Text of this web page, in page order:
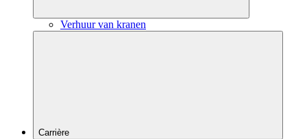
Verhuur van kranen
Carrière